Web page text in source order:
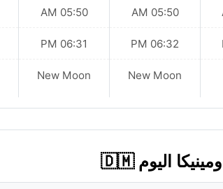
05:50 AM
06:32 PM
New Moon
05:50 AM
06:31 PM
New Moon